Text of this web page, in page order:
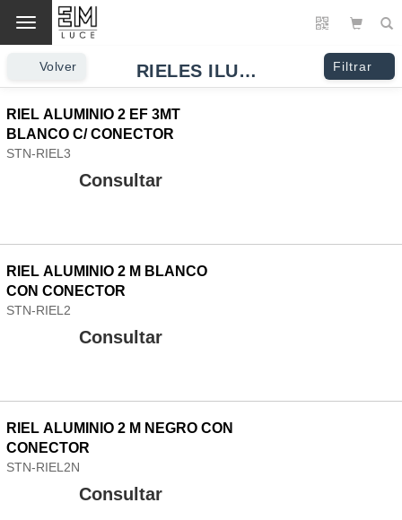
Cambio
Volver RIELES ILUMINACION Filtrar
RIEL ALUMINIO 2 EF 3MT
BLANCO C/ CONECTOR
STN-RIEL3
Consultar
RIEL ALUMINIO 2 M BLANCO
CON CONECTOR
STN-RIEL2
Consultar
RIEL ALUMINIO 2 M NEGRO CON
CONECTOR
STN-RIEL2N
Consultar